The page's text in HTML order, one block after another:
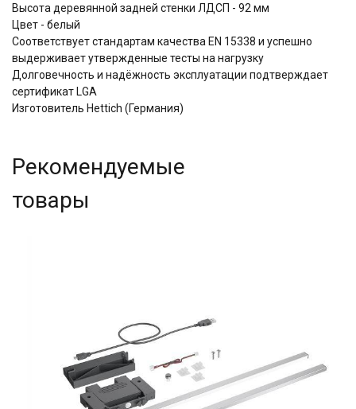
Высота деревянной задней стенки ЛДСП - 92 мм
Цвет - белый
Соответствует стандартам качества EN 15338 и успешно
выдерживает утвержденные тесты на нагрузку
Долговечность и надёжность эксплуатации подтверждает
сертификат LGA
Изготовитель Hettich (Германия)
Рекомендуемые
товары